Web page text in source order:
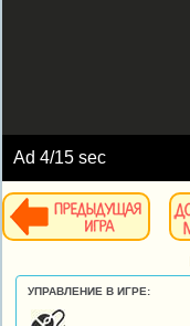
Ad4/15 sec
УПРАВЛЕНИЕ В ИГРЕ: